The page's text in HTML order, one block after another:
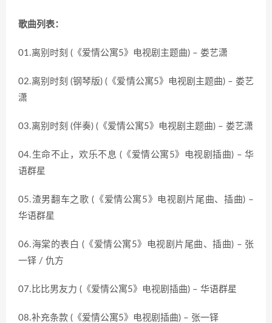
歌曲列表：
01.离别时刻 (《爱情公寓5》电视剧主题曲) – 娄艺潇
02.离别时刻 (钢琴版) (《爱情公寓5》电视剧主题曲) – 娄艺
潇
03.离别时刻 (伴奏) (《爱情公寓5》电视剧主题曲) – 娄艺潇
04.生命不止，欢乐不息 (《爱情公寓5》电视剧插曲) – 华
语群星
05.渣男翻车之歌 (《爱情公寓5》电视剧片尾曲、插曲) –
华语群星
06.海棠的表白 (《爱情公寓5》电视剧片尾曲、插曲) – 张
一铎 / 仇方
07.比比男友力 (《爱情公寓5》电视剧插曲) – 华语群星
08.补充条款 (《爱情公寓5》电视剧插曲) – 张一铎